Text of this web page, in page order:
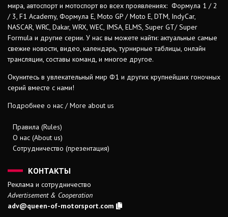
мира, автоспорт и мотоспорт во всех проявлениях: Формула 1 / 2
/ 3, F1 Academy, Формула Е, Moto GP / Moto E, DTM, IndyCar,
NASCAR, WRC, Dakar, WRX, WEC, IMSA, ELMS, Super GT/ Super
Formula и другие серии. У нас вы можете найти: актуальные самые
свежие новости, видео, календарь, турнирные таблицы, онлайн
трансляции, составы команд, и многое другое.
Окунитесь в увлекательный мир Ф1 и других крупнейших гоночных
серий вместе с нами!
Подробнее о нас / More about us
Правила (Rules)
О нас (About us)
Сотрудничество (презентация)
КОНТАКТЫ
Реклама и сотрудничество
Advertisement & Cooperation
adv@queen-of-motorsport.com